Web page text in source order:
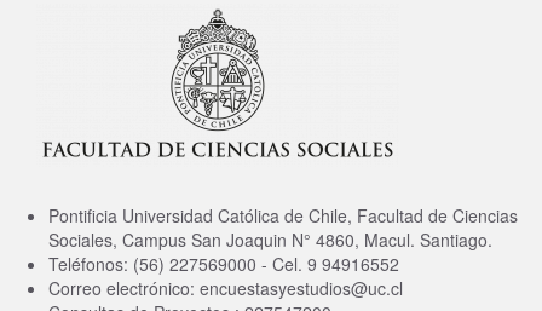
Pontificia Universidad Católica de Chile, Facultad de Ciencias
Sociales, Campus San Joaquin N° 4860, Macul. Santiago.
Teléfonos: (56) 227569000 - Cel. 9 94916552
Correo electrónico: encuestasyestudios@uc.cl